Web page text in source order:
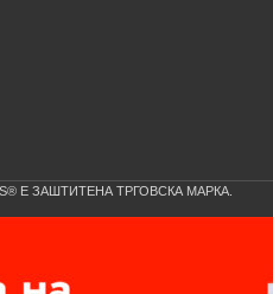
Е ЗАШТИТЕНА ТРГОВСКА МАРКА.